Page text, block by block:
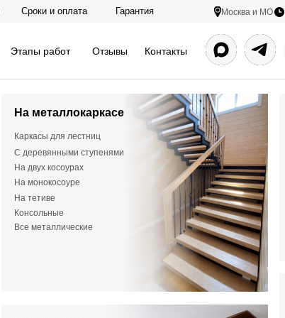
Сроки и оплата Москва и МО
Гарантия
Контакты
Отзывы
Этапы работ
Все металлические
Консольные
На тетиве
На монокосоуре
На двух косоурах
С деревянными ступенями
Каркасы для лестниц
На металлокаркасе
Видеообзор лестницы
Отделка лестницы из бетона
темного цвета в д. Покров,
Ступени из цельноламельного ясеня. Подступенки
балясинами и деревянными столбами. На нижнем